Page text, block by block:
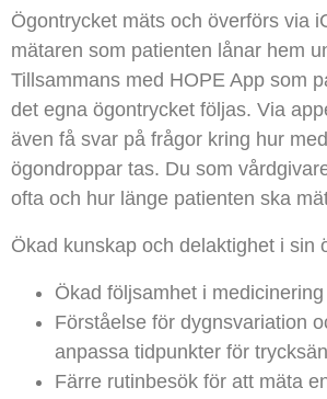
Ögontrycket mäts och överförs via
mätaren som patienten lånar hem
Tillsammans med HOPE App som
det egna ögontrycket följas. Via
även få svar på frågor kring hur
ögondroppar tas. Du som
ofta och hur länge patienten ska
Ökad kunskap och delaktighet i sin
Ökad följsamhet i medicinering
Förståelse för dygnsvariation
anpassa tidpunkter för
Färre rutinbesök för att mäta